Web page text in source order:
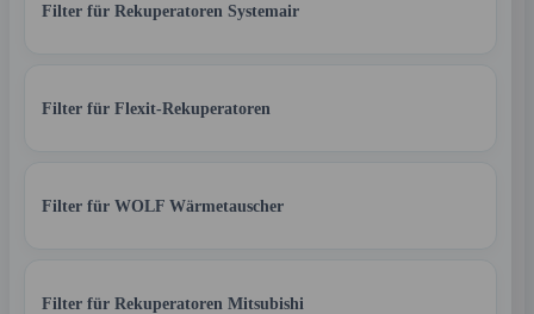
Filter für Rekuperatoren Systemair
Filter für Flexit-Rekuperatoren
Filter für WOLF Wärmetauscher
Filter für Rekuperatoren Mitsubishi